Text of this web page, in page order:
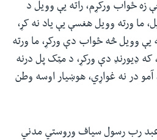
زه ځواب ورکړم، راته یې وویل د
ما ورته وویل هغسې یې یاد نه کړ،
یې وویل څه ځواب دې ورکړ، ما ورته
که ډیورنډ دې ورکړ، د مټک پل درنه
در نه غواړي، هوښیار اوسه وطن
رب رسول سیاف وروستي مدني